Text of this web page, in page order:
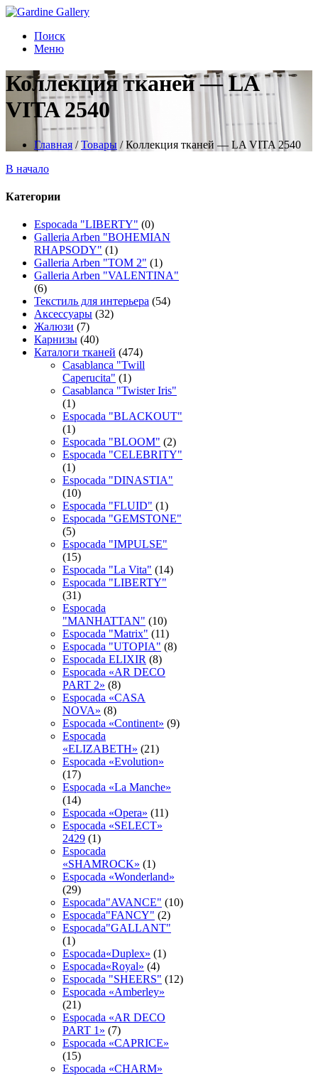
Поиск
Меню
Коллекция тканей — LA
VITA 2540
Главная /Товары /Коллекция тканей — LA VITA 2540
В начало
Категории
Espocada "LIBERTY" (0)
Galleria Arben "BOHEMIAN
RHAPSODY" (1)
Galleria Arben "TOM 2" (1)
Galleria Arben "VALENTINA"
(6)
Текстиль для интерьера (54)
Аксессуары (32)
Жалюзи (7)
Карнизы (40)
Каталоги тканей (474)
Casablanca "Twill
Caperucita" (1)
Casablanca "Twister Iris"
(1)
Espocada "BLACKOUT"
(1)
Espocada "BLOOM" (2)
Espocada "CELEBRITY"
(1)
Espocada "DINASTIA"
(10)
Espocada "FLUID" (1)
Espocada "GEMSTONE"
(5)
Espocada "IMPULSE"
(15)
Espocada "La Vita" (14)
Espocada "LIBERTY"
(31)
Espocada
"MANHATTAN" (10)
Espocada "Matrix" (11)
Espocada "UTOPIA" (8)
Espocada ELIXIR (8)
Espocada «AR DECO
PART 2» (8)
Espocada «CASA
NOVA» (8)
Espocada «Continent» (9)
Espocada
«ELIZABETH» (21)
Espocada «Evolution»
(17)
Espocada «La Manche»
(14)
Espocada «Opera» (11)
Espocada «SELECT»
2429 (1)
Espocada
«SHAMROCK» (1)
Espocada «Wonderland»
(29)
Espocada"AVANCE" (10)
Espocada"FANCY" (2)
Espocada"GALLANT"
(1)
Espocada«Duplex» (1)
Espocada«Royal» (4)
Espocadа "SHEERS" (12)
Espocadа «Amberley»
(21)
Espocadа «AR DECO
PART 1» (7)
Espocadа «CAPRICE»
(15)
Espocadа «CHARM»